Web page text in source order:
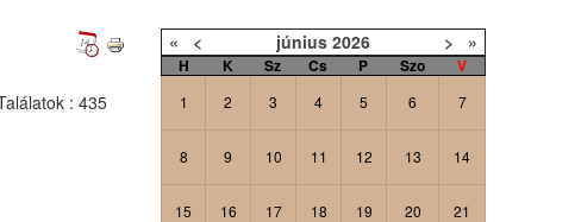
: 435
« < június 2026 > »
H K Sz Cs P Szo V
1 2 3 4 5 6 7
8 9 10 11 12 13 14
15 16 17 18 19 20 21